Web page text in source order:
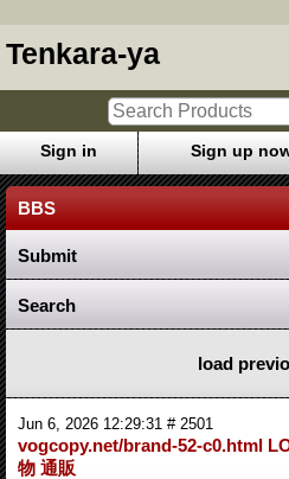
Tenkara-ya
Sign in Sign up
BBS
Submit
Search
load
Jun 6, 2026 12:29:31 # 2501
vogcopy.net/brand-52-c0.html
物 通販